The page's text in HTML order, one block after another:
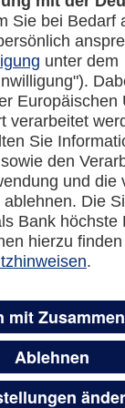
widerrufen